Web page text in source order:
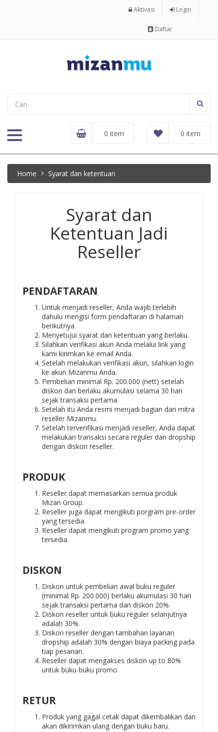
Aktivasi Login
Daftar
0 item
0 item
Home Syarat dan ketentuan
Syarat dan
Ketentuan Jadi
Reseller
PENDAFTARAN
Untuk menjadi reseller, Anda wajib terlebih
dahulu mengisi form pendaftaran di halaman
berikutnya.
Menyetujui syarat dan ketentuan yang berlaku.
Silahkan verifikasi akun Anda melalui link yang
kami kirimkan ke email Anda.
Setelah melakukan verifikasi akun, silahkan login
ke akun Mizanmu Anda.
Pembelian minimal Rp. 200.000 (nett) setelah
diskon dan berlaku akumulasi selama 30 hari
sejak transaksi pertama.
Setelah itu Anda resmi menjadi bagian dari mitra
reseller Mizanmu.
Setelah terverifikasi menjadi reseller, Anda dapat
melakukan transaksi secara reguler dan dropship
dengan diskon reseller.
PRODUK
Reseller dapat memasarkan semua produk
Mizan Group.
Reseller juga dapat mengikuti porgram pre-order
yang tersedia.
Reseller dapat mengikuti program promo yang
tersedia.
DISKON
Diskon untuk pembelian awal buku reguler
(minimal Rp. 200.000) berlaku akumulasi 30 hari
sejak transaksi pertama dan diskon 20%.
Diskon reseller untuk buku reguler selanjutnya
adalah 30%.
Diskon reseller dengan tambahan layanan
dropship adalah 30% dengan biaya packing pada
tiap pesanan.
Reseller dapat mengakses diskon up to 80%
untuk buku-buku promo.
RETUR
Produk yang gagal cetak dapat dikembalikan dan
akan dikirimkan ulang dengan buku baru.